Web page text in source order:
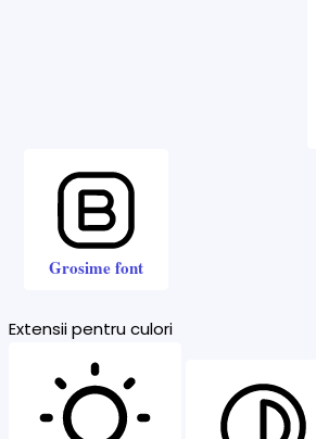
Grosime font
Extensii pentru culori